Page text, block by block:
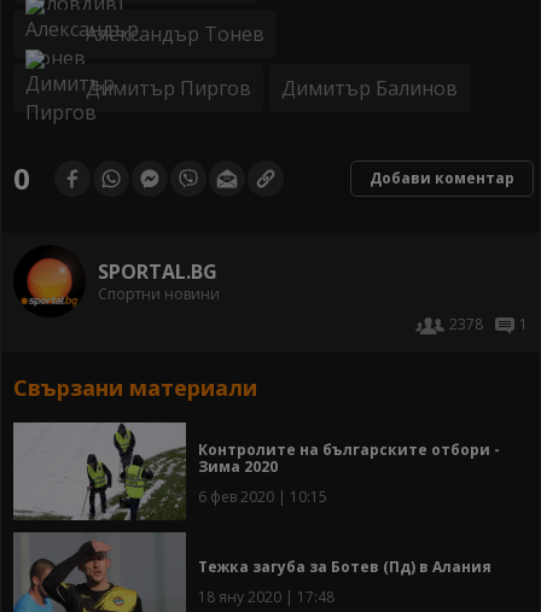
Александър Тонев
Димитър Пиргов Димитър Балинов
0 Добави коментар
SPORTAL.BG
Спортни новини
2378
1
Свързани материали
Контролите на българските отбори -
Зима 2020
6 фев 2020 | 10:15
Тежка загуба за Ботев (Пд) в Алания
18 яну 2020 | 17:48